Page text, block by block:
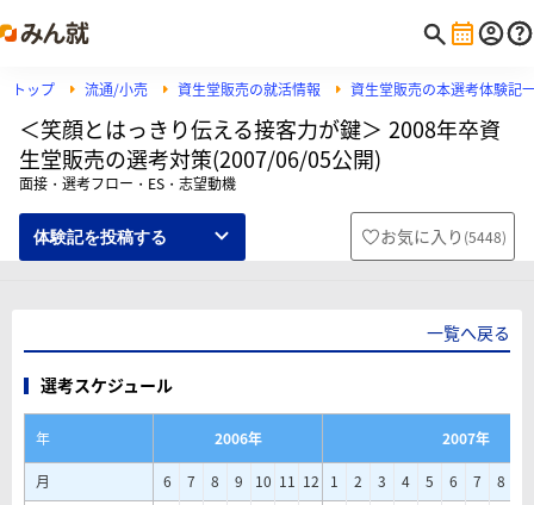
トップ 流通/小売 資生堂販売の就活情報 資生堂販売の本選考体験記
＜笑顔とはっきり伝える接客力が鍵＞ 2008年卒資
生堂販売の選考対策(2007/06/05公開)
面接・選考フロー・ES・志望動機
体験記を投稿する お気に入り (5448)
一覧へ戻る
選考スケジュール
年 2006年
2007年
月
6 7 8 9 10 11 12 1 2 3 4 5 6 7 8